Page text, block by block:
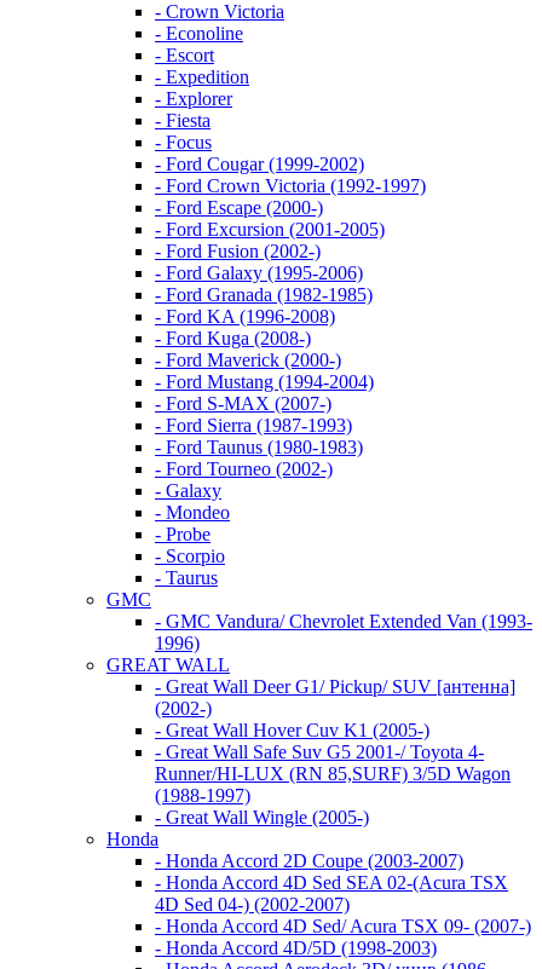
- Crown Victoria
- Econoline
- Escort
- Expedition
- Explorer
- Fiesta
- Focus
- Ford Cougar (1999-2002)
- Ford Crown Victoria (1992-1997)
- Ford Escape (2000-)
- Ford Excursion (2001-2005)
- Ford Fusion (2002-)
- Ford Galaxy (1995-2006)
- Ford Granada (1982-1985)
- Ford KA (1996-2008)
- Ford Kuga (2008-)
- Ford Maverick (2000-)
- Ford Mustang (1994-2004)
- Ford S-MAX (2007-)
- Ford Sierra (1987-1993)
- Ford Taunus (1980-1983)
- Ford Tourneo (2002-)
- Galaxy
- Mondeo
- Probe
- Scorpio
- Taurus
GMC
- GMC Vandura/ Chevrolet Extended Van (1993-
1996)
GREAT WALL
- Great Wall Deer G1/ Pickup/ SUV [антенна]
(2002-)
- Great Wall Hover Cuv K1 (2005-)
- Great Wall Safe Suv G5 2001-/ Toyota 4-
Runner/HI-LUX (RN 85,SURF) 3/5D Wagon
(1988-1997)
- Great Wall Wingle (2005-)
Honda
- Honda Accord 2D Coupe (2003-2007)
- Honda Accord 4D Sed SEA 02-(Acura TSX
4D Sed 04-) (2002-2007)
- Honda Accord 4D Sed/ Acura TSX 09- (2007-)
- Honda Accord 4D/5D (1998-2003)